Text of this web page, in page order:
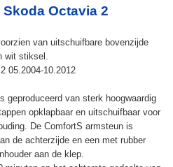
Octavia 2
van uitschuifbare bovenzijde
wit stiksel.
05.2004-10.2012
geproduceerd van sterk hoogwaardig
opklapbaar en uitschuifbaar voor
De ComfortS armsteun is
de achterzijde en een met rubber
aan de klep.